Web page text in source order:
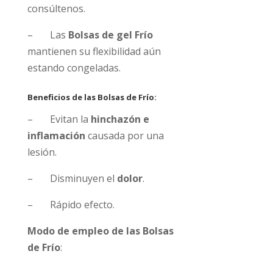
consúltenos.
– Las Bolsas de gel Frío
mantienen su flexibilidad aún
estando congeladas.
Beneficios de las Bolsas de Frío:
– Evitan la hinchazón e
inflamación causada por una
lesión.
– Disminuyen el dolor.
– Rápido efecto.
Modo de empleo de las Bolsas
de Frío: